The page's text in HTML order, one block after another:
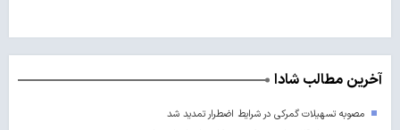
آخرین مطالب شادا
مصوبه تسهیلات گمرکی در شرایط اضطرار تمدید شد